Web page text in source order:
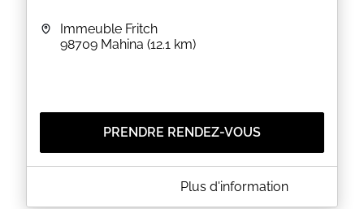
Immeuble Fritch
98709 Mahina (12.1 km)
PRENDRE RENDEZ-VOUS
A PROPOS DE SOPHIE BRILLAND PSYCHOLOGUE -
Plus d'information